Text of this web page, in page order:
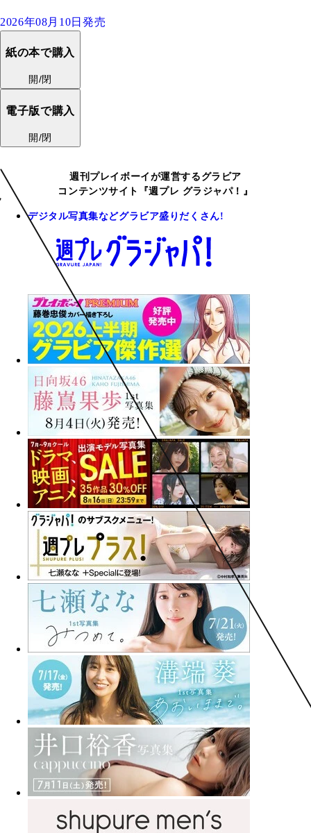
2026年08月10日発売
紙の本で購入
開/閉
電子版で購入
開/閉
週刊プレイボーイが運営するグラビア
コンテンツサイト『週プレ グラジャパ！』
デジタル写真集などグラビア盛りだくさん!